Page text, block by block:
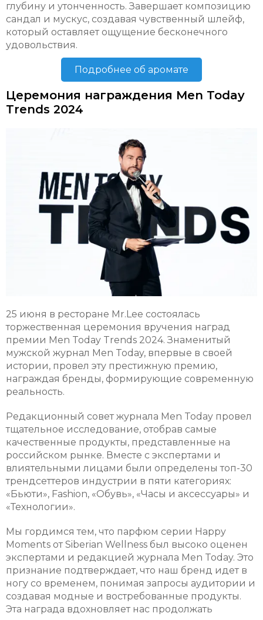
глубину и утонченность. Завершает композицию
сандал и мускус, создавая чувственный шлейф,
который оставляет ощущение бесконечного
удовольствия.
Подробнее об аромате
Церемония награждения Men Today
Trends 2024
25 июня в ресторане Mr.Lee состоялась
торжественная церемония вручения наград
премии Men Today Trends 2024. Знаменитый
мужской журнал Men Today, впервые в своей
истории, провел эту престижную премию,
награждая бренды, формирующие современную
реальность.
Редакционный совет журнала Men Today провел
тщательное исследование, отобрав самые
качественные продукты, представленные на
российском рынке. Вместе с экспертами и
влиятельными лицами были определены топ-30
трендсеттеров индустрии в пяти категориях:
«Бьюти», Fashion, «Обувь», «Часы и аксессуары» и
«Технологии».
Мы гордимся тем, что парфюм серии Happy
Moments от Siberian Wellness был высоко оценен
экспертами и редакцией журнала Men Today. Это
признание подтверждает, что наш бренд идет в
ногу со временем, понимая запросы аудитории и
создавая модные и востребованные продукты.
Эта награда вдохновляет нас продолжать